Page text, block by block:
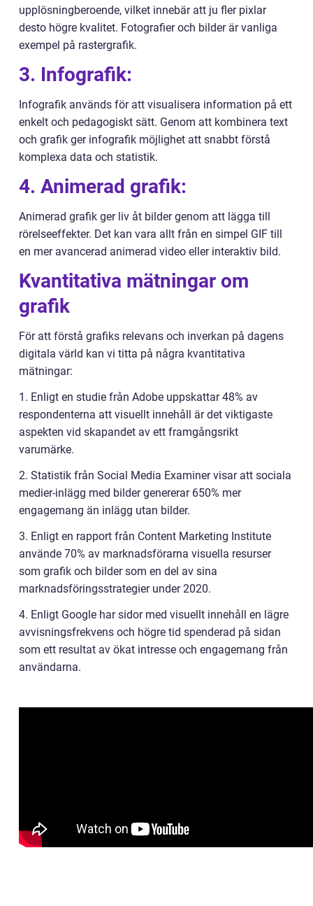
upplösningberoende, vilket innebär att ju fler pixlar
desto högre kvalitet. Fotografier och bilder är vanliga
exempel på rastergrafik.
3. Infografik:
Infografik används för att visualisera information på ett
enkelt och pedagogiskt sätt. Genom att kombinera text
och grafik ger infografik möjlighet att snabbt förstå
komplexa data och statistik.
4. Animerad grafik:
Animerad grafik ger liv åt bilder genom att lägga till
rörelseeffekter. Det kan vara allt från en simpel GIF till
en mer avancerad animerad video eller interaktiv bild.
Kvantitativa mätningar om
grafik
För att förstå grafiks relevans och inverkan på dagens
digitala värld kan vi titta på några kvantitativa
mätningar:
1. Enligt en studie från Adobe uppskattar 48% av
respondenterna att visuellt innehåll är det viktigaste
aspekten vid skapandet av ett framgångsrikt
varumärke.
2. Statistik från Social Media Examiner visar att sociala
medier-inlägg med bilder genererar 650% mer
engagemang än inlägg utan bilder.
3. Enligt en rapport från Content Marketing Institute
använde 70% av marknadsförarna visuella resurser
som grafik och bilder som en del av sina
marknadsföringsstrategier under 2020.
4. Enligt Google har sidor med visuellt innehåll en lägre
avvisningsfrekvens och högre tid spenderad på sidan
som ett resultat av ökat intresse och engagemang från
användarna.